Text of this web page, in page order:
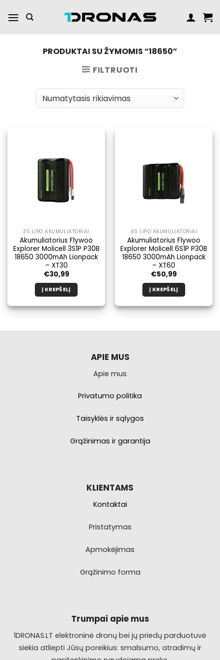
turinį
PRODUKTAI SU ŽYMOMIS “18650”
FILTRUOTI
3S LIPO AKUMULIATORIAI
Akumuliatorius Flywoo
Explorer Molicell 3S1P P30B
18650 3000mAh Lionpack
– XT30
€30,99
Į KREPŠELĮ
6S LIPO AKUMULIATORIAI
Akumuliatorius Flywoo
Explorer Molicell 6S1P P30B
18650 3000mAh Lionpack
– XT60
€50,99
Į KREPŠELĮ
APIE MUS
Apie mus
Privatumo politika
Taisyklės ir sąlygos
Grąžinimas ir garantija
KLIENTAMS
Kontaktai
Pristatymas
Apmokėjimas
Grąžinimo forma
Trumpai apie mus
1DRONAS.LT elektroninė dronų bei jų priedų parduotuvė
siekia atliepti Jūsų poreikius: smalsumo, atradimų ir